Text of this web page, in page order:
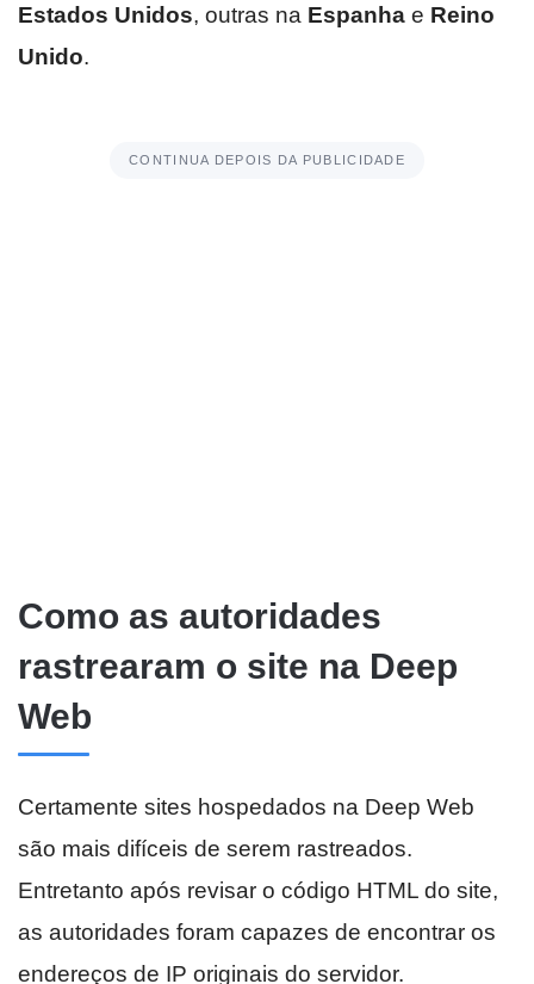
Estados Unidos, outras na Espanha e Reino
Unido.
CONTINUA DEPOIS DA PUBLICIDADE
Como as autoridades
rastrearam o site na Deep
Web
Certamente sites hospedados na Deep Web
são mais difíceis de serem rastreados.
Entretanto após revisar o código HTML do site,
as autoridades foram capazes de encontrar os
endereços de IP originais do servidor.